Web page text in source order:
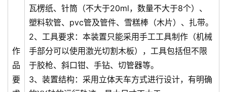
会
选
题
作
品
要
瓦楞纸、针筒（不大于20ml，数量不大于8个）、
塑料软管、pvc管及管件、雪糕棒（木片）、扎带。
2、工具要求：本装置只能采用手工工具制作（机械
手部分可以使用激光切割木板），工具包括但不限
于胶枪、斜口钳、手钻、切管器等。
3、装置结构：采用立体天车方式进行设计，有明确